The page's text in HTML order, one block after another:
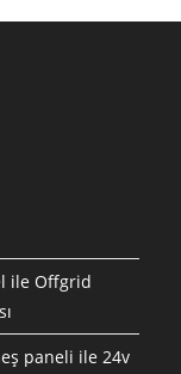
ile Offgrid
paneli ile 24v